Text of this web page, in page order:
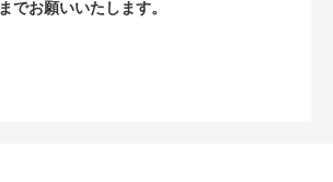
までお願いいたします。